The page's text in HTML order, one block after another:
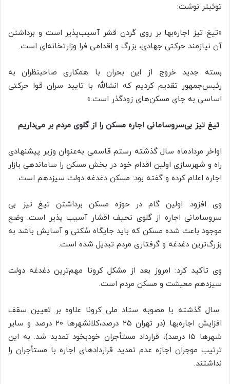
توئیتر نوشت:
«تیغ تیز اجاره‌بها بر روی گردن قشر آسیب‌پذیر است و برداشتن
آن نیازمند حرکتی جهادی، بزرگ و اقدامی فرا وزارتخانه‌ای است.
بسته جدید خروج از این بحران با همکاری صاحبنظران به
رئیس‌جمهور تقدیم کردیم که انشالله با تایید سران قوا حرکتی
اساسی به جای مسکن‌های زودگذر است.»
تیغ تیز بی‌سروسامانی اجاره مسکن را از گلوی مردم بر می‌داریم
اواخر مردادماه سال گذشته رستم قاسمی به‌عنوان وزیر پیشنهادی
راه و شهرسازی اولین اقدام خود در بخش مسکن را ساماندهی بازار
اجاره اعلام کرده و گفته بود: مسکن دغدغه دولت سیزدهم است.
وی افزود: اولین گام در حوزه مسکن برداشتن تیغ تیز بی
سروسامانی اجاره از گلوی نحیف اقشار آسیب پذیر است. وضع
موجود باعث شده مسکن که باید جایگاه سُکنی و آسایش باشد به
بزرگ‌ترین دغدغه و گرفتاری مردم تبدیل شده است.
وی تاکید کرد: امروز بعد از مشکل کرونا مهم‌ترین دغدغه دولت
سیزدهم معیشت و مسکن مردم است.
سال گذشته با مصوبه ستاد ملی کرونا علاوه بر تعیین سقف
افزایش اجاره‌بها (در تهران ۲۵ درصد،‌کلانشهرها ۲۰ درصد و سایر
شهرها ۱۵ درصد)، قرارداد مستأجران خودبخود تمدید شد. به این
ترتیب موجران اجازه عدم تمدید قراردادهای اجاره با مستأجران را
نداشتند.